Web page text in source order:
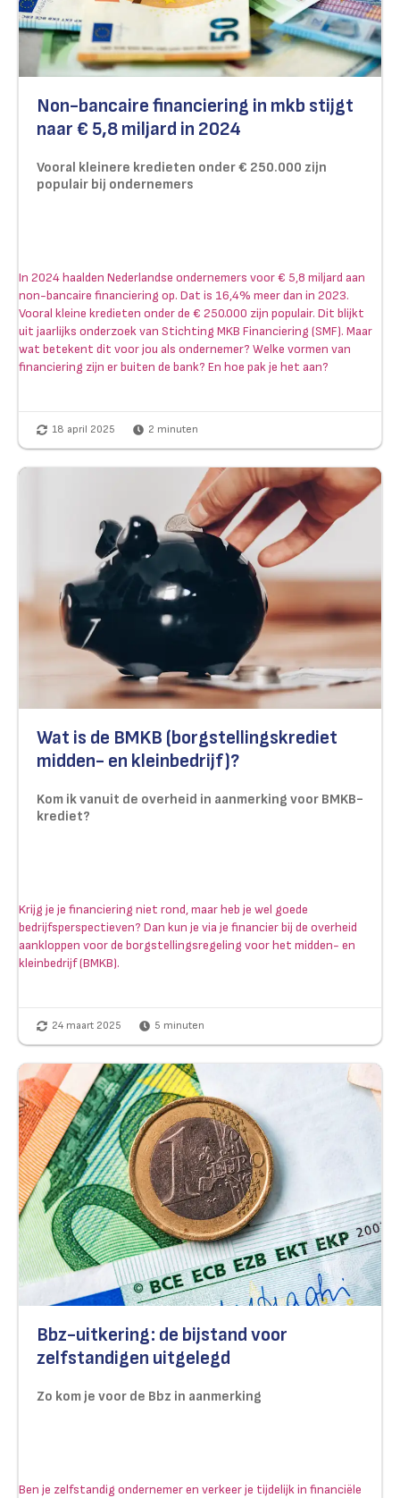
Non-bancaire financiering in mkb stijgt
naar € 5,8 miljard in 2024
Vooral kleinere kredieten onder € 250.000 zijn
populair bij ondernemers
In 2024 haalden Nederlandse ondernemers voor € 5,8 miljard aan
non-bancaire financiering op. Dat is 16,4% meer dan in 2023.
Vooral kleine kredieten onder de € 250.000 zijn populair. Dit blijkt
uit jaarlijks onderzoek van Stichting MKB Financiering (SMF). Maar
wat betekent dit voor jou als ondernemer? Welke vormen van
financiering zijn er buiten de bank? En hoe pak je het aan?
18 april 2025 2 minuten
Wat is de BMKB (borgstellingskrediet
midden- en kleinbedrijf)?
Kom ik vanuit de overheid in aanmerking voor BMKB-
krediet?
Krijg je je financiering niet rond, maar heb je wel goede
bedrijfsperspectieven? Dan kun je via je financier bij de overheid
aankloppen voor de borgstellingsregeling voor het midden- en
kleinbedrijf (BMKB).
24 maart 2025 5 minuten
Bbz-uitkering: de bijstand voor
zelfstandigen uitgelegd
Zo kom je voor de Bbz in aanmerking
Ben je zelfstandig ondernemer en verkeer je tijdelijk in financiële